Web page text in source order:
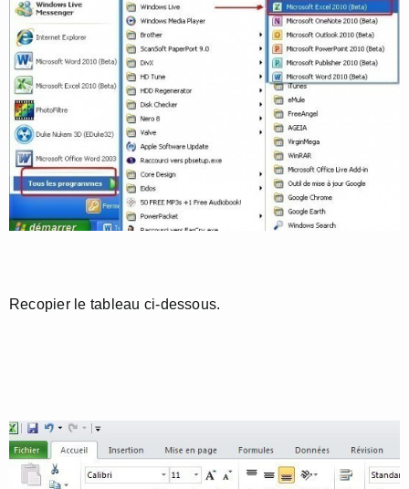
Recopier le tableau ci-dessous.